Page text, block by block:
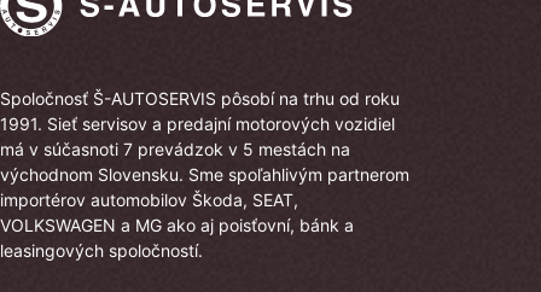
Spoločnosť Š-AUTOSERVIS pôsobí na trhu od roku
1991. Sieť servisov a predajní motorových vozidiel
má v súčasnoti 7 prevádzok v 5 mestách na
východnom Slovensku. Sme spoľahlivým partnerom
importérov automobilov Škoda, SEAT,
VOLKSWAGEN a MG ako aj poisťovní, bánk a
leasingových spoločností.